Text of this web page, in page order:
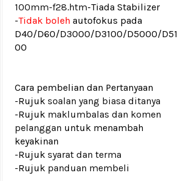
100mm-f28.htm-Tiada Stabilizer
-Tidak boleh autofokus pada
D40/D60/D3000/D3100/D5000/D51
00
Cara pembelian dan Pertanyaan
-Rujuk soalan yang biasa ditanya
-Rujuk maklumbalas dan komen
pelanggan untuk menambah
keyakinan
-Rujuk syarat dan terma
-Rujuk panduan membeli